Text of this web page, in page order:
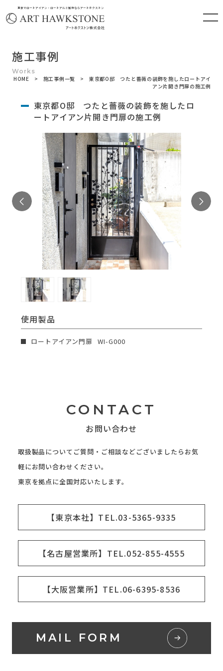
東京でロートアイアン・ロートアルミ製作ならアートホクストン
施工事例
HOME 施工事例一覧
東京都O邸 つたと薔薇の装飾を施したロートアイ
アン片開き門扉の施工例
東京都O邸 つたと薔薇の装飾を施したロ
ートアイアン片開き門扉の施工例
Previous
使用製品
ロートアイアン門扉 WI-G000
CONTACT
お問い合わせ
取扱製品についてご質問・ご相談などございましたらお気
軽にお問い合わせください。
東京を拠点に全国対応いたします。
【東京本社】TEL.03-5365-9335
【名古屋営業所】TEL.052-855-4555
【大阪営業所】TEL.06-6395-8536
MAIL FORM